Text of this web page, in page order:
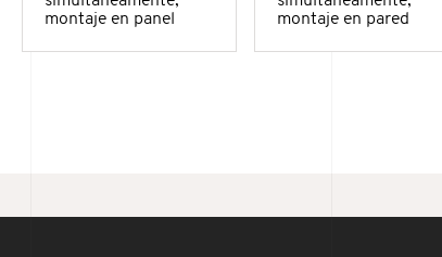
montaje en panel
montaje en pared